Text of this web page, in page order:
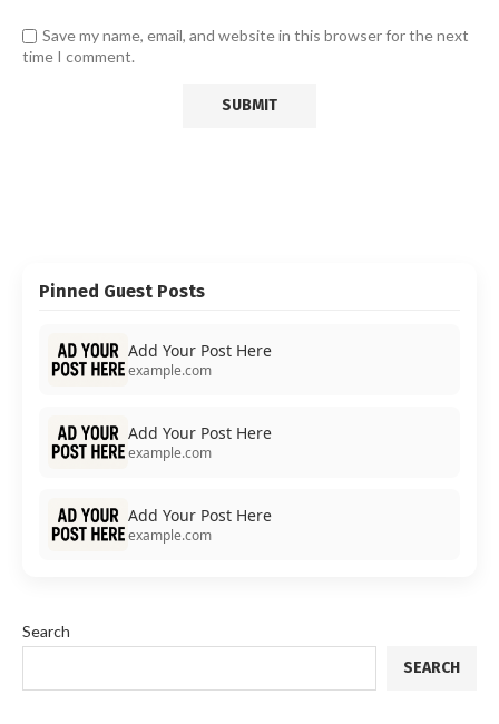
Save my name, email, and website in this browser for the next
time I comment.
Pinned Guest Posts
Add Your Post Here
example.com
Add Your Post Here
example.com
Add Your Post Here
example.com
Search
SEARCH